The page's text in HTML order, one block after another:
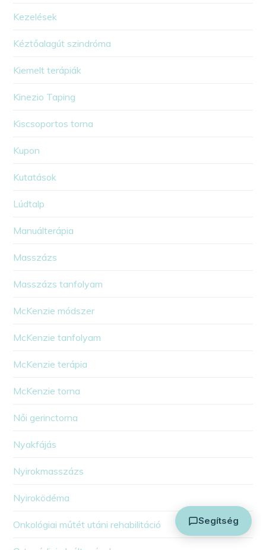
Kezelések
Kéztőalagút szindróma
Kiemelt terápiák
Kinezio Taping
Kiscsoportos torna
Kupon
Kutatások
Lúdtalp
Manuálterápia
Masszázs
Masszázs tanfolyam
McKenzie módszer
McKenzie tanfolyam
McKenzie terápia
McKenzie torna
Női gerinctorna
Nyakfájás
Nyirokmasszázs
Nyiroködéma
Onkológiai műtét utáni rehabilitáció Segítség
Arthuman Asszisztens